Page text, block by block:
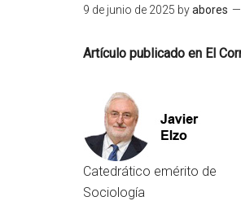
9 de junio de 2025 byabores
Artículo publicado en El
Catedrático emérito de
Sociología